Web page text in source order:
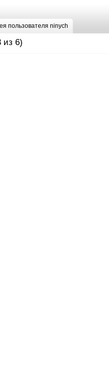
пользователя ninych
из 6)